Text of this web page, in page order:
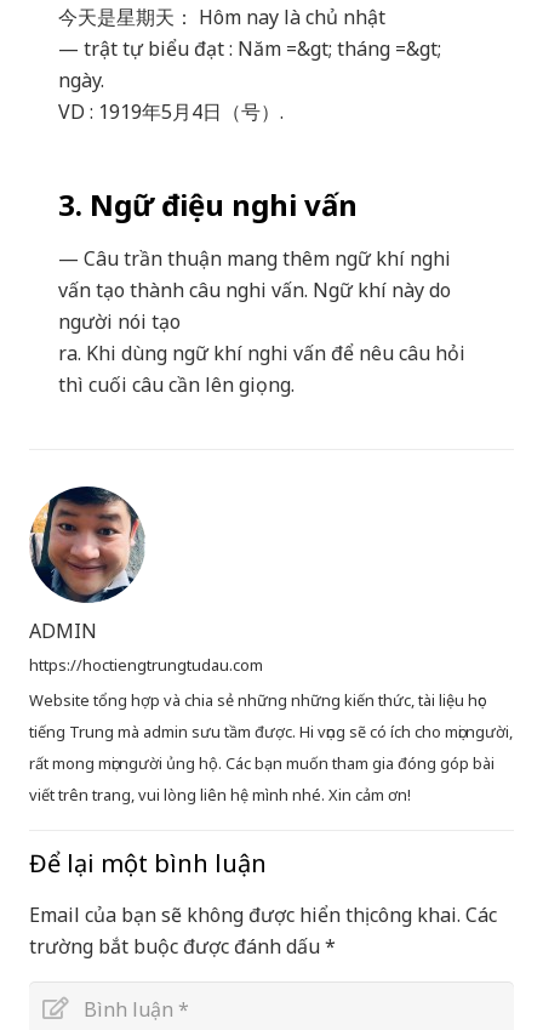
今天是星期天： Hôm nay là chủ nhật
— trật tự biểu đạt : Năm =&gt; tháng =&gt;
ngày.
VD : 1919年5月4日（号）.
3. Ngữ điệu nghi vấn
— Câu trần thuận mang thêm ngữ khí nghi
vấn tạo thành câu nghi vấn. Ngữ khí này do
người nói tạo
ra. Khi dùng ngữ khí nghi vấn để nêu câu hỏi
thì cuối câu cần lên giọng.
ADMIN
https://hoctiengtrungtudau.com
Website tổng hợp và chia sẻ những những kiến thức, tài liệu học
tiếng Trung mà admin sưu tầm được. Hi vọng sẽ có ích cho mọi người,
rất mong mọi người ủng hộ. Các bạn muốn tham gia đóng góp bài
viết trên trang, vui lòng liên hệ mình nhé. Xin cảm ơn!
Để lại một bình luận
Email của bạn sẽ không được hiển thị công khai. Các
trường bắt buộc được đánh dấu*